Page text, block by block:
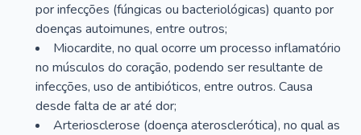
por infecções (fúngicas ou bacteriológicas) quanto por
doenças autoimunes, entre outros;
Miocardite, no qual ocorre um processo inflamatório
no músculos do coração, podendo ser resultante de
infecções, uso de antibióticos, entre outros. Causa
desde falta de ar até dor;
Arteriosclerose (doença aterosclerótica), no qual as